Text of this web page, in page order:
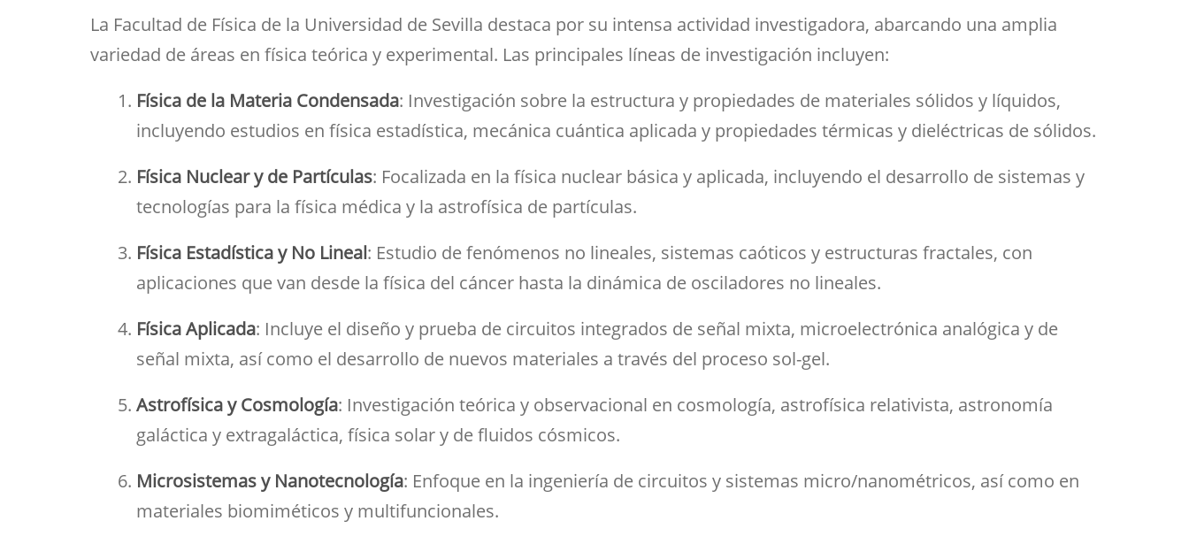
Directorio por plantas
Tu Facultad
Trabajos fin de estudiosbiblioteca para el apoyo a
investigadores
Asociaciones
Aula de Kultura
Orientación y acción
tutorial
Devolución del 70%
Solicitud de Título
Suplemento Europeo al
Título
Impresos
Sala de tutorías
Reserva de espacios
Comedor para
estudiantes
personal de la Facultad
Impresos
navegación
La Facultad de Física de la Universidad de Sevilla destaca por su intensa actividad investigadora, abarcando una amplia
variedad de áreas en física teórica y experimental. Las principales líneas de investigación incluyen:
Física de la Materia Condensada: Investigación sobre la estructura y propiedades de materiales sólidos y líquidos,
incluyendo estudios en física estadística, mecánica cuántica aplicada y propiedades térmicas y dieléctricas de sólidos.
Física Nuclear y de Partículas: Focalizada en la física nuclear básica y aplicada, incluyendo el desarrollo de sistemas y
tecnologías para la física médica y la astrofísica de partículas.
Física Estadística y No Lineal: Estudio de fenómenos no lineales, sistemas caóticos y estructuras fractales, con
aplicaciones que van desde la física del cáncer hasta la dinámica de osciladores no lineales.
Física Aplicada: Incluye el diseño y prueba de circuitos integrados de señal mixta, microelectrónica analógica y de
señal mixta, así como el desarrollo de nuevos materiales a través del proceso sol-gel.
Astrofísica y Cosmología: Investigación teórica y observacional en cosmología, astrofísica relativista, astronomía
galáctica y extragaláctica, física solar y de fluidos cósmicos.
Microsistemas y Nanotecnología: Enfoque en la ingeniería de circuitos y sistemas micro/nanométricos, así como en
materiales biomiméticos y multifuncionales.